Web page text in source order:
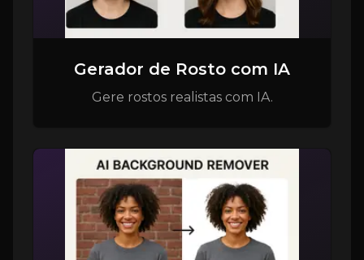
Gerador de Rosto com IA
Gere rostos realistas com IA.